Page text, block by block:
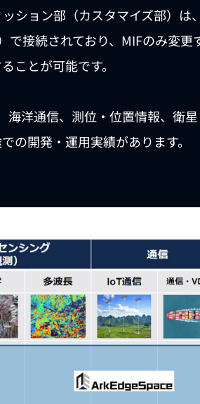
ション部（カスタマイズ部）
で接続されており、MIFのみ変
ことが可能です。
海洋通信、測位・位置情報、衛
の開発・運用実績があります。